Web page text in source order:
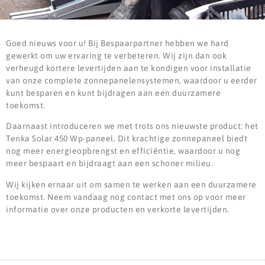
Goed nieuws voor u! Bij Bespaarpartner hebben we hard
gewerkt om uw ervaring te verbeteren. Wij zijn dan ook
verheugd kortere levertijden aan te kondigen voor installatie
van onze complete zonnepanelensystemen, waardoor u eerder
kunt besparen en kunt bijdragen aan een duurzamere
toekomst.
Daarnaast introduceren we met trots ons nieuwste product: het
Tenka Solar 450 Wp-paneel. Dit krachtige zonnepaneel biedt
nog meer energieopbrengst en efficiëntie, waardoor u nog
meer bespaart en bijdraagt aan een schoner milieu.
Wij kijken ernaar uit om samen te werken aan een duurzamere
toekomst. Neem vandaag nog contact met ons op voor meer
informatie over onze producten en verkorte levertijden.